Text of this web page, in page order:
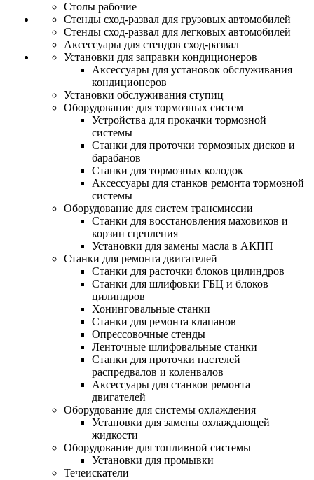
Столы рабочие
Стенды сход-развал для грузовых автомобилей
Стенды сход-развал для легковых автомобилей
Аксессуары для стендов сход-развал
Установки для заправки кондиционеров
Аксессуары для установок обслуживания
кондиционеров
Установки обслуживания ступиц
Оборудование для тормозных систем
Устройства для прокачки тормозной
системы
Станки для проточки тормозных дисков и
барабанов
Станки для тормозных колодок
Аксессуары для станков ремонта тормозной
системы
Оборудование для систем трансмиссии
Станки для восстановления маховиков и
корзин сцепления
Установки для замены масла в АКПП
Станки для ремонта двигателей
Станки для расточки блоков цилиндров
Станки для шлифовки ГБЦ и блоков
цилиндров
Хонинговальные станки
Станки для ремонта клапанов
Опрессовочные стенды
Ленточные шлифовальные станки
Станки для проточки пастелей
распредвалов и коленвалов
Аксессуары для станков ремонта
двигателей
Оборудование для системы охлаждения
Установки для замены охлаждающей
жидкости
Оборудование для топливной системы
Установки для промывки
Течеискатели